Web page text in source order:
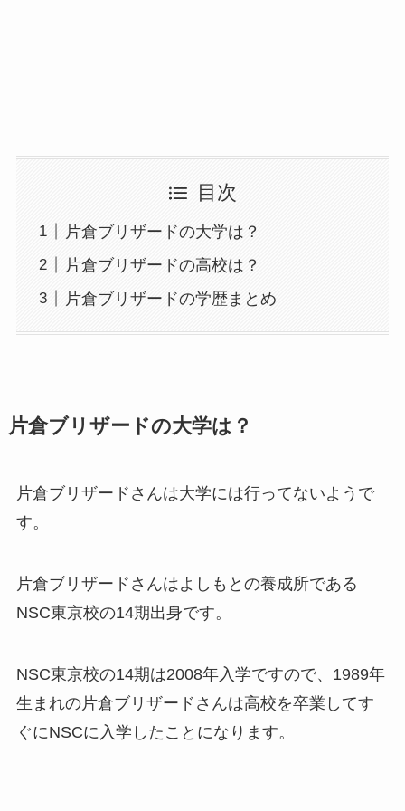
目次
片倉ブリザードの大学は？
片倉ブリザードの高校は？
片倉ブリザードの学歴まとめ
片倉ブリザードの大学は？
片倉ブリザードさんは大学には行ってないようで
す。
片倉ブリザードさんはよしもとの養成所である
NSC東京校の14期出身です。
NSC東京校の14期は2008年入学ですので、1989年
生まれの片倉ブリザードさんは高校を卒業してす
ぐにNSCに入学したことになります。